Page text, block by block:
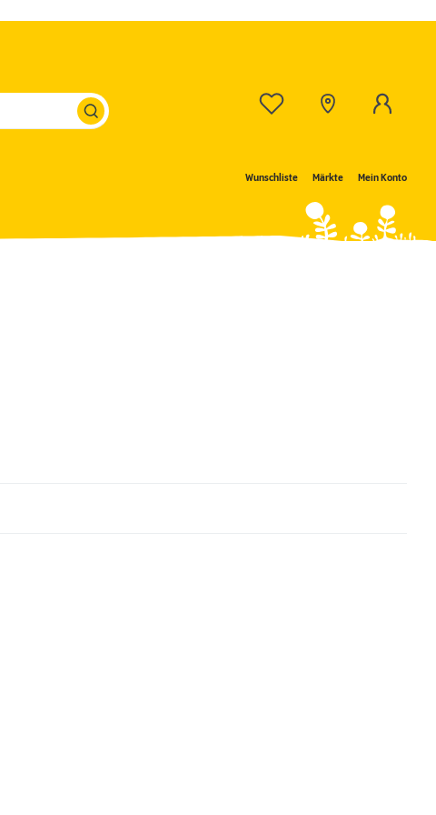
Wunschliste Märkte Mein Konto